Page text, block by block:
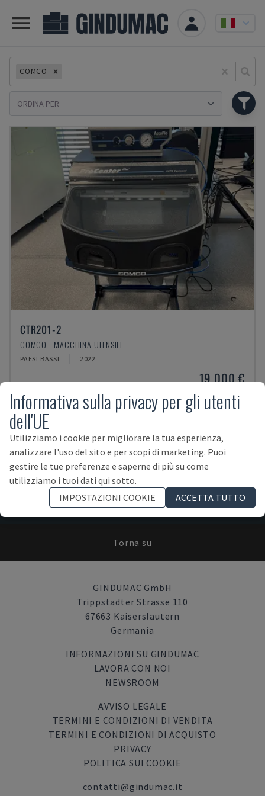
COMCO
CTR201-2
COMCO - MACCHINA UTENSILE
PAESI BASSI 2022
19.000 €
ISCRIVITI ALLA NEWSLETTER!
Torna su
GINDUMAC GmbH
Trippstadter Strasse 110
67663 Kaiserslautern
Germania
INFORMAZIONI SU GINDUMAC
LAVORA CON NOI
NEWSROOM
AVVISO LEGALE
TERMINI E CONDIZIONI DI VENDITA
TERMINI E CONDIZIONI DI ACQUISTO
PRIVACY
POLITICA SUI COOKIE
contatti@gindumac.it
Informativa sulla privacy per gli utenti
dell'UE
Utilizziamo i cookie per migliorare la tua esperienza,
analizzare l'uso del sito e per scopi di marketing. Puoi
gestire le tue preferenze e saperne di più su come
utilizziamo i tuoi dati qui sotto.
IMPOSTAZIONI COOKIE
ACCETTA TUTTO